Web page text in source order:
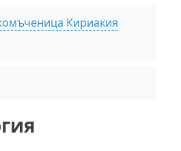
Кириакия